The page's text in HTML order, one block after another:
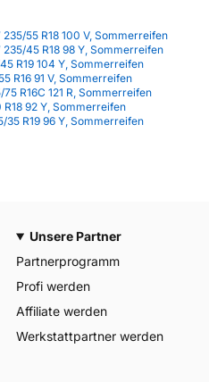
55 R18 100 V, Sommerreifen
45 R18 98 Y, Sommerreifen
R19 104 Y, Sommerreifen
R16 91 V, Sommerreifen
R16C 121 R, Sommerreifen
92 Y, Sommerreifen
R19 96 Y, Sommerreifen
Unsere Partner
Partnerprogramm
Profi werden
Affiliate werden
Werkstattpartner werden